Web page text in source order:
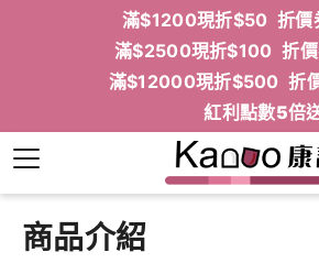
滿$1200現折$50 折價
滿$2500現折$100 折
滿$12000現折$500 折
紅利點數5倍
商品介紹